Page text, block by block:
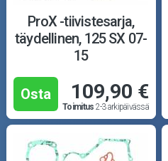
ProX -tiivistesarja,
täydellinen, 125 SX 07-
15
Osta 109,90 €
Toimitus 2-3 arkipäivässä